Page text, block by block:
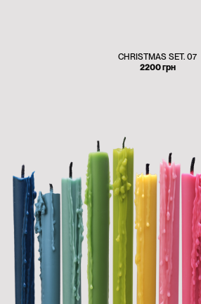
CHRISTMAS SET. 07
2200грн